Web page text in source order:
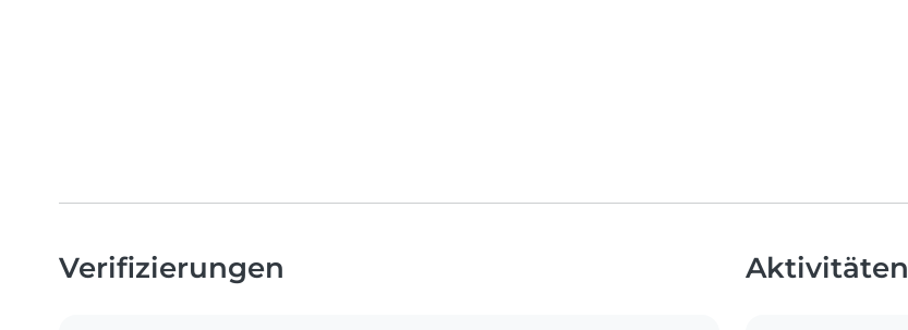
Verifizierungen Aktivitäten